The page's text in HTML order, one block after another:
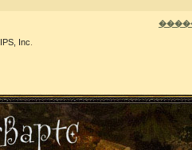
IPS, Inc